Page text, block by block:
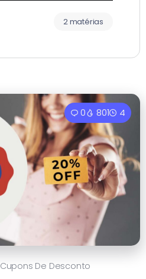
2 matérias
0 801 4
Cupons De Desconto